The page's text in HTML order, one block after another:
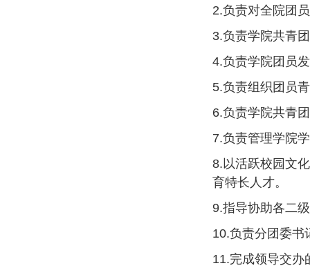
2.负责对全院团
3.负责学院共青
4.负责学院团员
5.负责组织团员
6.负责学院共青
7.负责管理学院
8.以活跃校园文
育特长人才。
9.指导协助各二
10.负责分团委书
11.完成领导交办